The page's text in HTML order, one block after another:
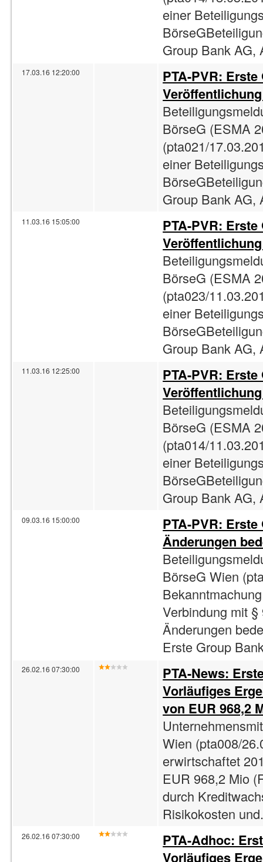
einer
Group Bank AG,
17.03.16 12:20:00
PTA-PVR:
BörseG (ESMA
(pta021/
einer
Group Bank AG,
11.03.16 15:05:00
PTA-PVR:
BörseG (ESMA
(pta023/
einer
Group Bank AG,
11.03.16 12:25:00
PTA-PVR:
BörseG (ESMA
(pta014/
einer
Group Bank AG,
09.03.16 15:00:00
PTA-PVR:
Änderungen
BörseG Wien
Verbindung mit
Änderungen
Erste Group
26.02.16 07:30:00
PTA-News:
Vorläufiges
von EUR 968,2
Wien (pta008/
erwirtschaftet
EUR 968,2 Mio
durch
Risikokosten
26.02.16 07:30:00
PTA-Adhoc:
Vorläufiges